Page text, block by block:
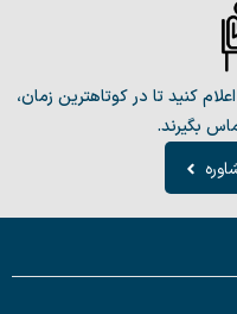
کنید تا در کوتاهترین زمان،
بگیرند.